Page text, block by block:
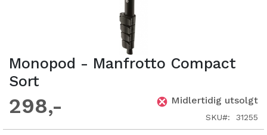
Monopod - Manfrotto Compact
Sort
298 Midlertidig utsolgt
SKU 31255